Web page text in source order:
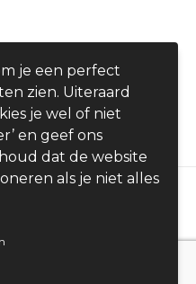
½
7 dagen per week
je een perfect
zien. Uiteraard
je wel of niet
en geef ons
dat de website
als je niet alles